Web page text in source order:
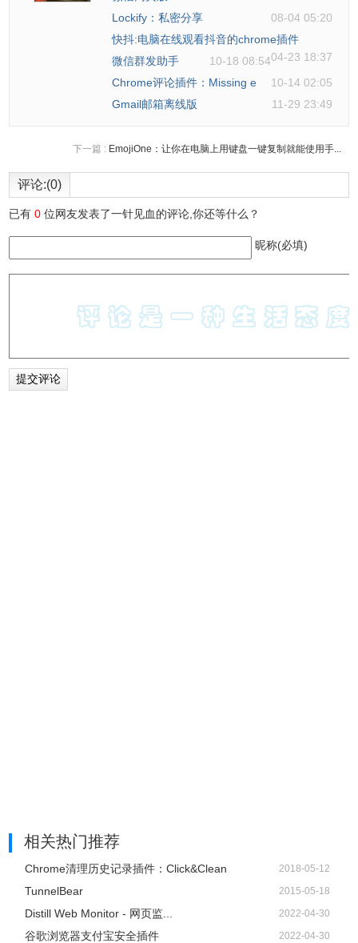
Lockify：私密分享
08-04 05:20
快抖:电脑在线观看抖音的chrome插件
04-23 18:37
微信群发助手
10-18 08:54
Chrome评论插件：Missing e
10-14 02:05
Gmail邮箱离线版
11-29 23:49
下一篇 : EmojiOne：让你在电脑上用键盘一键复制就能使用手...
评论:(0)
已有0 位网友发表了一针见血的评论,你还等什么？
昵称(必填)
相关热门推荐
Chrome清理历史记录插件：Click&Clean 2018-05-12
TunnelBear 2015-05-18
Distill Web Monitor - 网页监... 2022-04-30
谷歌浏览器支付宝安全插件 2022-04-30